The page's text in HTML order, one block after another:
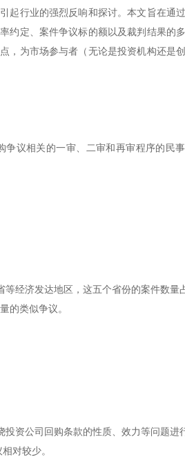
起行业的强烈反响和探讨。本文旨在通
约定、案件争议标的额以及裁判结果的
，为市场参与者（无论是投资机构还是
议相关的一审、二审和再审程序的民
经济发达地区，这五个省份的案件数量
的类似争议。
资公司回购条款的性质、效力等问题进
对较少。